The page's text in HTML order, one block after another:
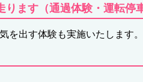
ます（通過体験・運転停
を出す体験も実施いたします。